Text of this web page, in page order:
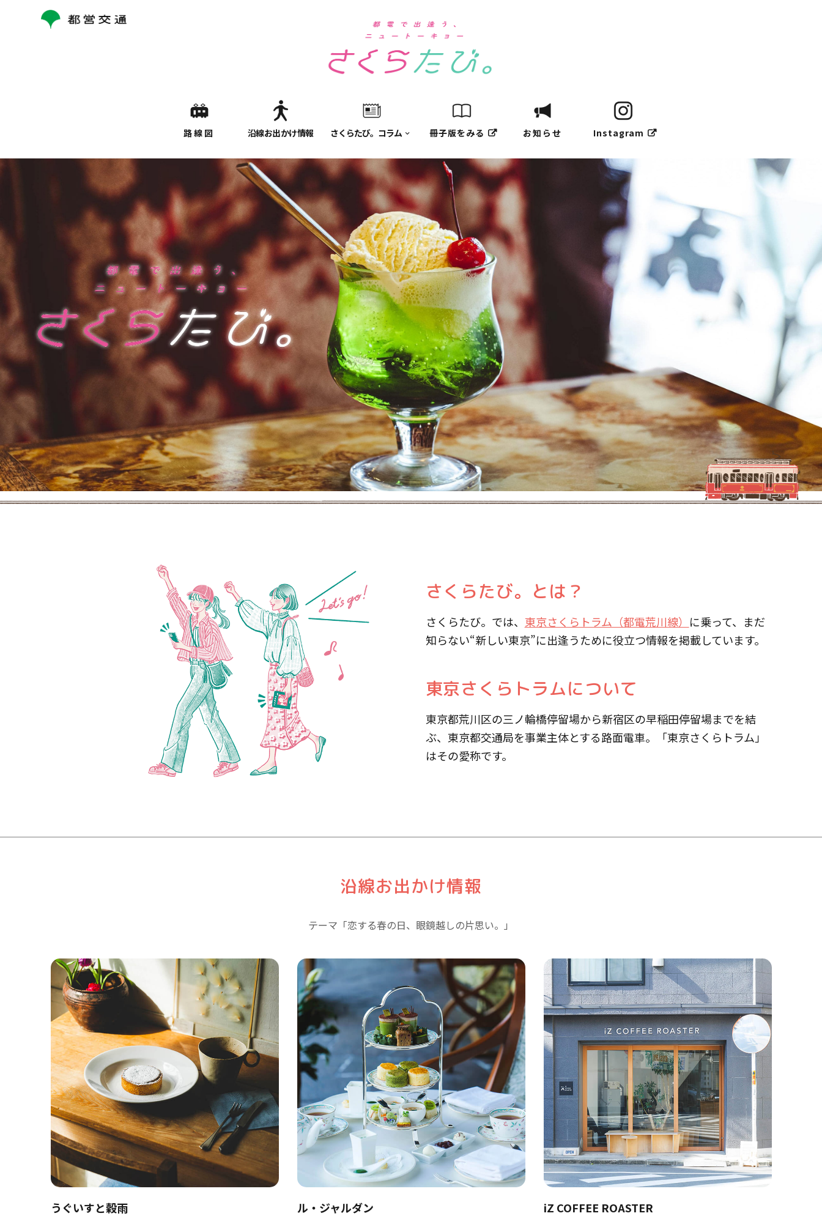
路線図 沿線お出かけ情報 さくらたび。コラム 冊子版をみる お知らせ Instagram
さくらたび。とは？
さくらたび。では、 東京さくらトラム（都電荒川線） に乗って、まだ
知らない“新しい東京”に出逢うために役立つ情報を掲載しています。
東京さくらトラムについて
東京都荒川区の三ノ輪橋停留場から新宿区の早稲田停留場までを結
ぶ、東京都交通局を事業主体とする路面電車。「東京さくらトラム」
はその愛称です。
沿線お出かけ情報
テーマ「恋する春の日、眼鏡越しの片思い。」
うぐいすと穀雨 ル・ジャルダン iZ COFFEE ROASTER